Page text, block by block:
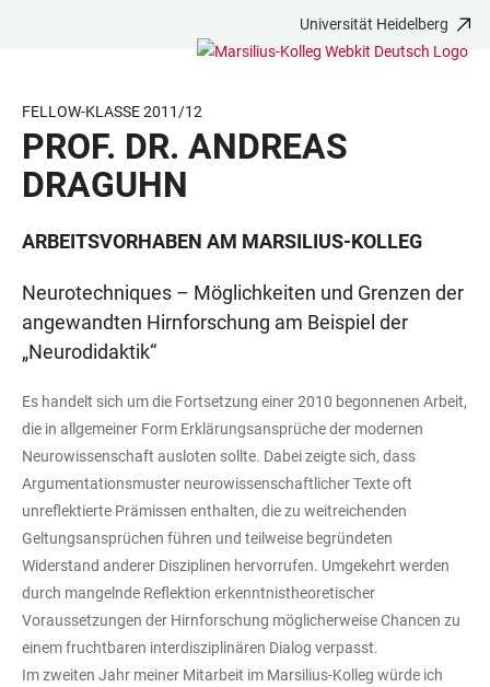
BARRIEREFREIHEIT
Universität Heidelberg
FELLOW-KLASSE 2011/12
PROF. DR. ANDREAS
DRAGUHN
ARBEITSVORHABEN AM MARSILIUS-KOLLEG
Neurotechniques – Möglichkeiten und Grenzen der
angewandten Hirnforschung am Beispiel der
„Neurodidaktik“
Es handelt sich um die Fortsetzung einer 2010 begonnenen Arbeit,
die in allgemeiner Form Erklärungsansprüche der modernen
Neurowissenschaft ausloten sollte. Dabei zeigte sich, dass
Argumentationsmuster neurowissenschaftlicher Texte oft
unreflektierte Prämissen enthalten, die zu weitreichenden
Geltungsansprüchen führen und teilweise begründeten
Widerstand anderer Disziplinen hervorrufen. Umgekehrt werden
durch mangelnde Reflektion erkenntnistheoretischer
Voraussetzungen der Hirnforschung möglicherweise Chancen zu
einem fruchtbaren interdisziplinären Dialog verpasst.
Im zweiten Jahr meiner Mitarbeit im Marsilius-Kolleg würde ich